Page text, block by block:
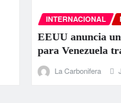
SUCESOS
de 130 millones
doble terremoto